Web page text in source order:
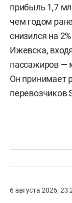
прибыль 1,7
чем годом
снизился на
Ижевска,
пассажиров —
Он принимает
перевозчиков
6 августа 2026,